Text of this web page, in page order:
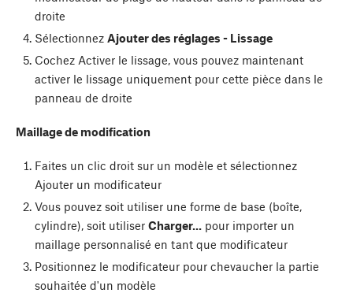
droite
Sélectionnez Ajouter des réglages - Lissage
Cochez Activer le lissage, vous pouvez maintenant
activer le lissage uniquement pour cette pièce dans le
panneau de droite
Maillage de modification
Faites un clic droit sur un modèle et sélectionnez
Ajouter un modificateur
Vous pouvez soit utiliser une forme de base (boîte,
cylindre), soit utiliser Charger...pour importer un
maillage personnalisé en tant que modificateur
Positionnez le modificateur pour chevaucher la partie
souhaitée d'un modèle